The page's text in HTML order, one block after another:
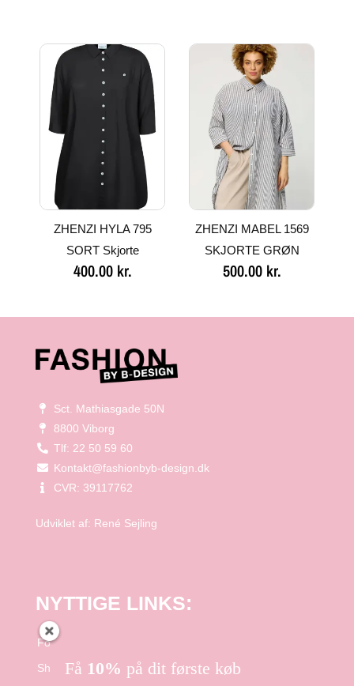
ZHENZI HYLA 795
SORT Skjorte
400.00 kr.
ZHENZI MABEL 1569
SKJORTE GRØN
500.00 kr.
Sct. Mathiasgade 50N
8800 Viborg
Tlf: 22 50 59 60
Kontakt@fashionbyb-design.dk
CVR: 39117762
Udviklet af: René Sejling
NYTTIGE LINKS:
Forside
Shop Få 10% på dit første køb